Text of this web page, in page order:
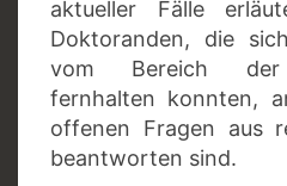
aktueller Fälle
Doktoranden, die
vom Bereich der
fernhalten konnten,
offenen Fragen aus
beantworten sind.